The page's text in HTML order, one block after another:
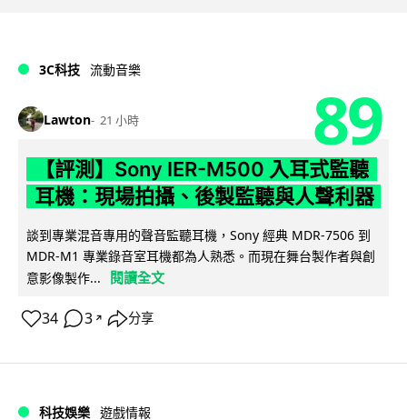
3C科技 流動音樂
Lawton 21 小時 89
【評測】Sony IER-M500 入耳式監聽
耳機：現場拍攝、後製監聽與人聲利器
談到專業混音專用的聲音監聽耳機，Sony 經典 MDR-7506 到
MDR-M1 專業錄音室耳機都為人熟悉。而現在舞台製作者與創
意影像製作...
閱讀全文
34 3 ↗ 分享
科技娛樂 遊戲情報